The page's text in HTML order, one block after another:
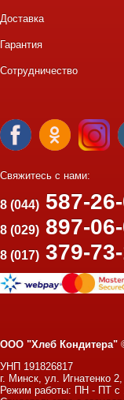
Доставка
Гарантия
Сотрудничество
Свяжитесь с нами:
8 (044) 587-
8 (029) 897-
8 (017) 379-
ООО "Хлеб Кондитера"
УНП 191826817
г. Минск, ул. Игнатенко
Режим работы: ПН - ПТ с